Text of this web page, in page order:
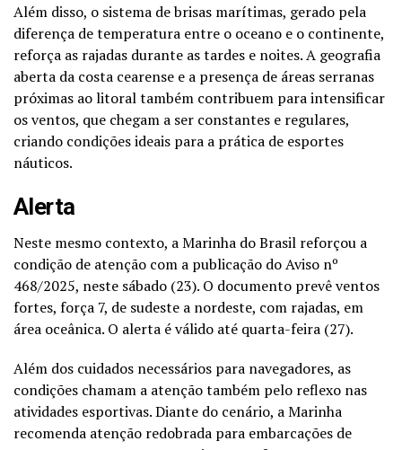
Além disso, o sistema de brisas marítimas, gerado pela
diferença de temperatura entre o oceano e o continente,
reforça as rajadas durante as tardes e noites. A geografia
aberta da costa cearense e a presença de áreas serranas
próximas ao litoral também contribuem para intensificar
os ventos, que chegam a ser constantes e regulares,
criando condições ideais para a prática de esportes
náuticos.
Alerta
Neste mesmo contexto, a Marinha do Brasil reforçou a
condição de atenção com a publicação do Aviso nº
468/2025, neste sábado (23). O documento prevê ventos
fortes, força 7, de sudeste a nordeste, com rajadas, em
área oceânica. O alerta é válido até quarta-feira (27).
Além dos cuidados necessários para navegadores, as
condições chamam a atenção também pelo reflexo nas
atividades esportivas. Diante do cenário, a Marinha
recomenda atenção redobrada para embarcações de